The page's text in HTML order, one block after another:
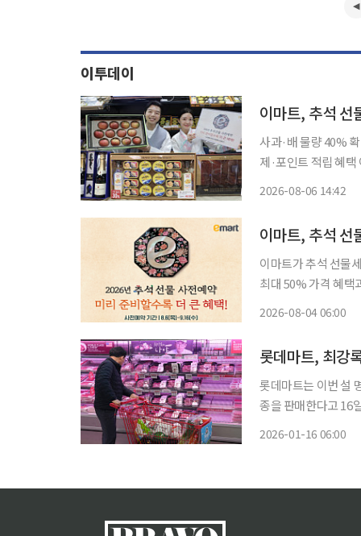
이투데이
이마트, 추석
사과·배 물량 40%
제·포인트 적립 혜택 이마트가 추석 선물세트 사전예약 프로모션을 펼치며 명절 대목 잡기에
2026-08-06 14:42
이마트, 추석
이마트가 추석 선물
최대 50% 가격 혜택
2026-08-04 06:00
롯데마트, 최강
롯데마트는 이번 설
종을 판매한다고 16일 밝혔다. 롯데마트는 ‘최강록의 나야 LA갈
2026-01-16 06:00